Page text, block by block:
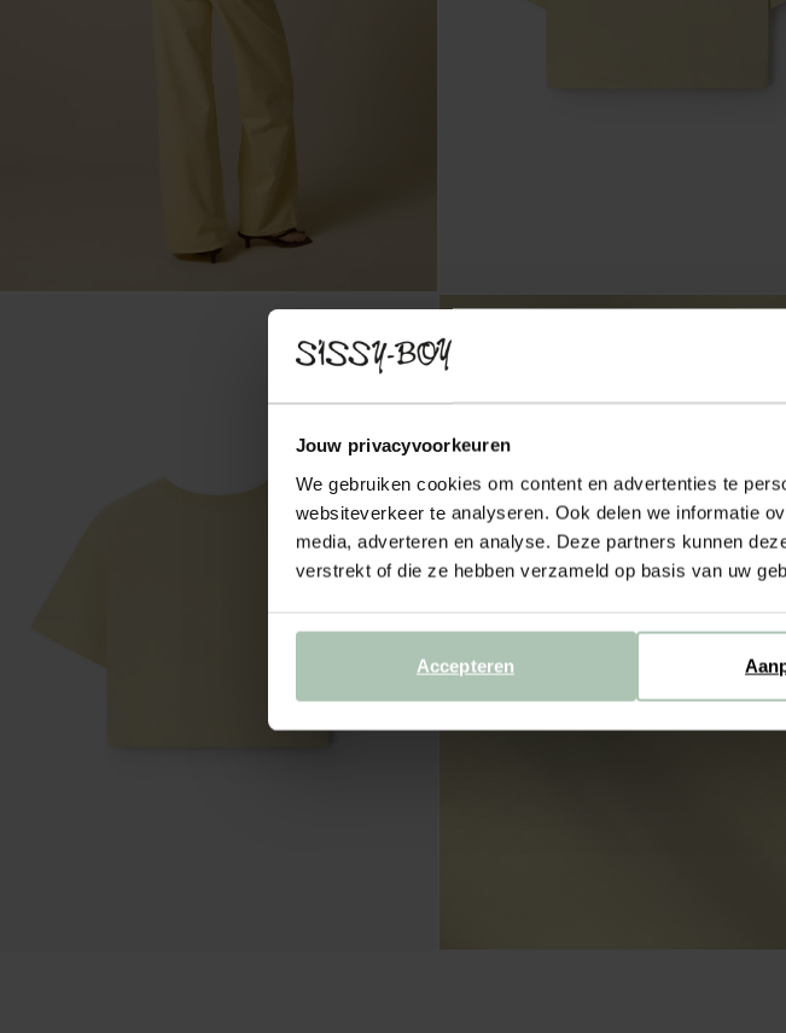
Jouw privacyvoorkeuren
We gebruiken cookies om content en advertenties te
websiteverkeer te analyseren. Ook delen we informatie
media, adverteren en analyse. Deze partners kunnen
verstrekt of die ze hebben verzameld op basis van uw
Accepteren